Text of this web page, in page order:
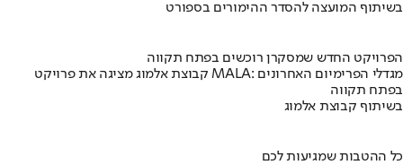
בשיתוף המועצה להסדר ההימורים בספורט
הפרויקט החדש שמסקרן רוכשים בפתח תקווה
קבוצת אלמוג מציגה את פרויקט MALA: מגדלי הפרימיום האחרונים
בפתח תקווה
בשיתוף קבוצת אלמוג
כל ההטבות שמגיעות לכם